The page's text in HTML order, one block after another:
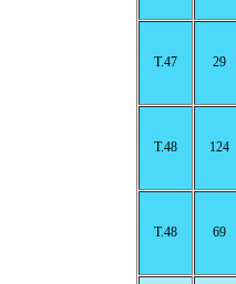
T.47 29
T.48 124
T.48 69